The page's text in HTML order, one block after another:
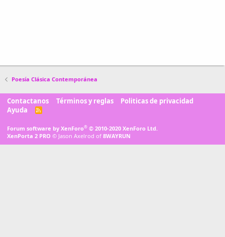
Poesía Clásica Contemporánea
Contactanos Términos y reglas
Politicas de privacidad
Ayuda
R
Forum software by XenForo® © 2010-2020 XenForo Ltd.
XenPorta 2 PRO © Jason Axelrod of 8WAYRUN